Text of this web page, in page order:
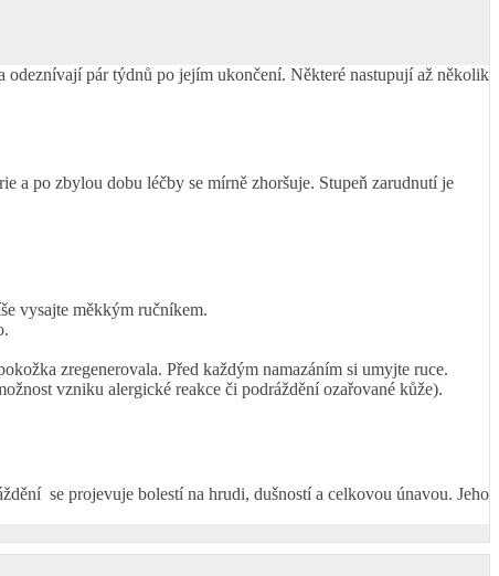
odeznívají pár týdnů po jejím ukončení. Některé nastupují až několik
a po zbylou dobu léčby se mírně zhoršuje. Stupeň zarudnutí je
vysajte měkkým ručníkem.
zregenerovala. Před každým namazáním si umyjte ruce.
vzniku alergické reakce či podráždění ozařované kůže).
se projevuje bolestí na hrudi, dušností a celkovou únavou. Jeho